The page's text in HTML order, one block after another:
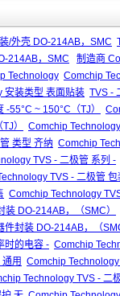
/外壳 DO-214AB，SMC
214AB，SMC
制造商
Technology Comchip
安装类型 表面贴装 TVS -
-55°C ~ 150°C（TJ）
）
Comchip
类型 齐纳 Comchip
TVS - 二极管 系列 -
TVS - 二极管
Comchip Technology
DO-214AB，（SMC）
件封装 DO-214AB，（
时的电容 - Comchip
用 Comchip
Technology TVS - 二